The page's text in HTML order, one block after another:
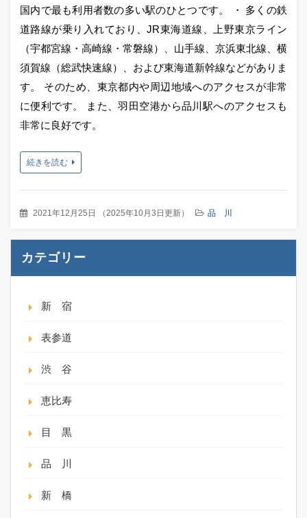
国内で最も利用者数の多い駅のひとつです。 ・ 多くの鉄
道路線が乗り入れており、JR東海道線、上野東京ライン
（宇都宮線・高崎線・常磐線）、山手線、京浜東北線、横
須賀線（総武快速線）、および東海道新幹線などがありま
す。 そのため、東京都内や周辺地域へのアクセスが非常
に便利です。 また、羽田空港から品川駅へのアクセスも
非常に良好です。
続きを読む
2021年12月25日 （ 2025年10月3日更新） 品 川
カテゴリー
新 宿
表参道
渋 谷
恵比寿
目 黒
品 川
新 橋